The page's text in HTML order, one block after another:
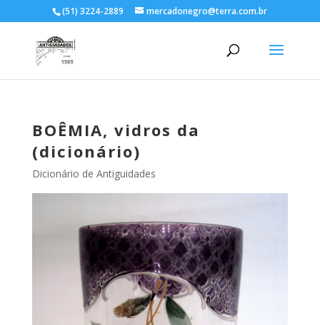
(51) 3224-2889 mercadonegro@terra.com.br
BOÊMIA, vidros da
(dicionário)
Dicionário de Antiguidades